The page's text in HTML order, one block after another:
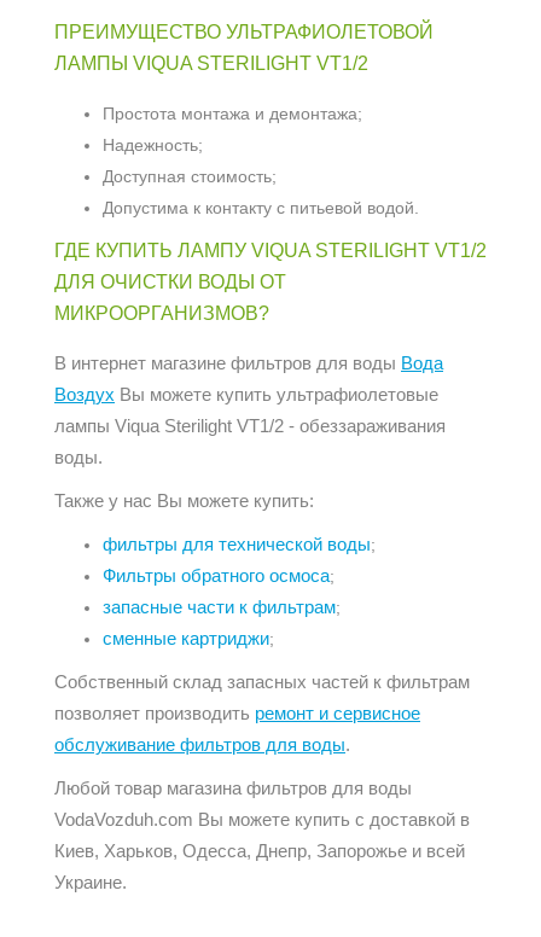
ПРЕИМУЩЕСТВО УЛЬТРАФИОЛЕТОВОЙ
ЛАМПЫ VIQUA STERILIGHT VT1/2
Простота монтажа и демонтажа;
Надежность;
Доступная стоимость;
Допустима к контакту с питьевой водой.
ГДЕ КУПИТЬ ЛАМПУ VIQUA STERILIGHT VT1/2
ДЛЯ ОЧИСТКИ ВОДЫ ОТ
МИКРООРГАНИЗМОВ?
В интернет магазине фильтров для воды Вода
Воздух Вы можете купить ультрафиолетовые
лампы Viqua Sterilight VT1/2 - обеззараживания
воды.
Также у нас Вы можете купить:
фильтры для технической воды;
Фильтры обратного осмоса;
запасные части к фильтрам;
сменные картриджи;
Собственный склад запасных частей к фильтрам
позволяет производить ремонт и сервисное
обслуживание фильтров для воды.
Любой товар магазина фильтров для воды
VodaVozduh.com Вы можете купить с доставкой в
Киев, Харьков, Одесса, Днепр, Запорожье и всей
Украине.